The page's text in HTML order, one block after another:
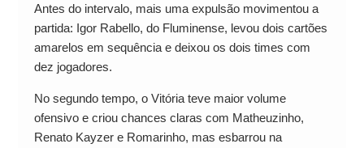
Antes do intervalo, mais uma expulsão movimentou a
partida: Igor Rabello, do Fluminense, levou dois cartões
amarelos em sequência e deixou os dois times com
dez jogadores.
No segundo tempo, o Vitória teve maior volume
ofensivo e criou chances claras com Matheuzinho,
Renato Kayzer e Romarinho, mas esbarrou na